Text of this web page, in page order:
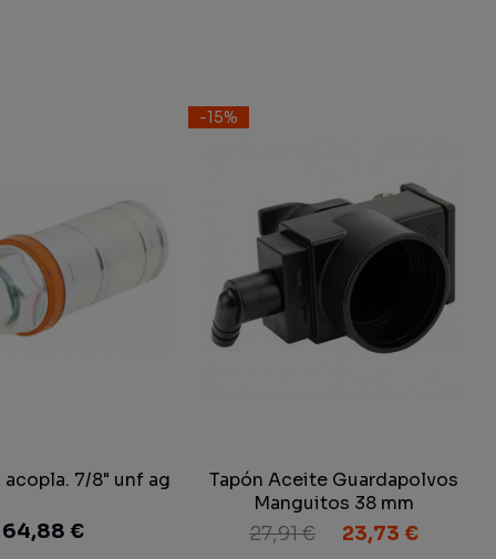
7/8" unf ag
64,88 €
-15%
Tapón Aceite Guardapolvos
Manguitos 38 mm
27,91 € 23,73 €